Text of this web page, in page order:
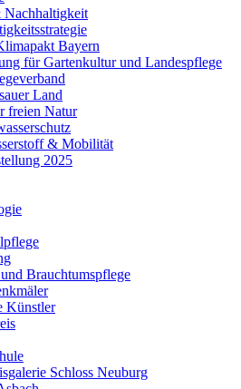
Bayern
für Gartenkultur und Landespflege
Land
freien Natur
& Mobilität
2025
Brauchtumspflege
Künstler
Schloss Neuburg